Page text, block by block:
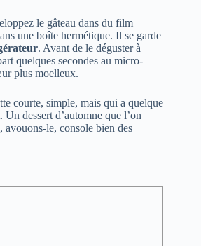
le gâteau dans du film
une boîte hermétique. Il se garde
. Avant de le déguster à
quelques secondes au micro-
plus moelleux.
courte, simple, mais qui a quelque
dessert d’automne que l’on
avouons-le, console bien des